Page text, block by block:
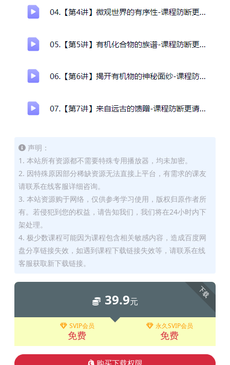
声明：
1. 本站所有资源都不需要特殊专用播放器，均未加密。
2. 因特殊原因部分稀缺资源无法直接上平台，有需求的课友
请联系在线客服详细咨询。
3. 本站资源购于网络，仅供参考学习使用，版权归原作者所
有。若侵犯到您的权益，请告知我们，我们将在24小时内下
架处理。
4. 极少数课程可能因为课程包含相关敏感内容，造成百度网
盘分享链接失效，如遇到课程下载链接失效等，请联系在线
客服获取新下载链接。
下载
39.9元
SVIP会员
免费
永久SVIP会员
免费
购买下载权限